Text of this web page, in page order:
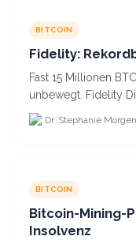
BITCOIN
Fidelity:
Fast 15 Millionen
unbewegt. Fidelity
BTC-Preis.
Dr. Stephanie
BITCOIN
Bitcoin-Mining-
Insolvenz